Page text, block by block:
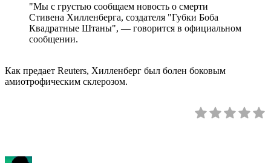
"Мы с грустью сообщаем новость о смерти
Стивена Хилленберга, создателя "Губки Боба
Квадратные Штаны", — говорится в официальном
сообщении.
Как предает Reuters, Хилленберг был болен боковым
амиотрофическим склерозом.